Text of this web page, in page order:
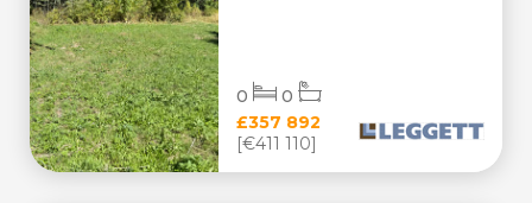
£357 892
[€411 110]
0 0